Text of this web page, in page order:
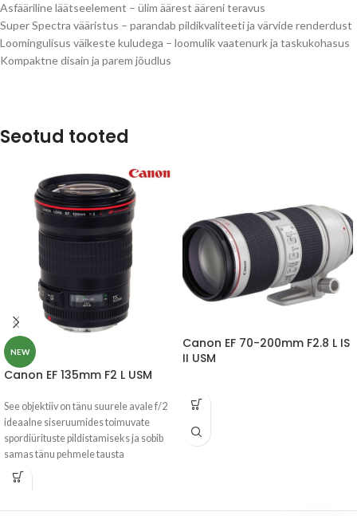
Asfääriline läätseelement – ülim äärest ääreni teravus
Super Spectra vääristus – parandab pildikvaliteeti ja värvide renderdust
Loomingulisus väikeste kuludega – loomulik vaatenurk ja taskukohasus
Kompaktne disain ja parem jõudlus
Seotud tooted
NEW
Canon EF 135mm F2 L USM
See objektiiv on tänu suurele avale f/2
ideaalne siseruumides toimuvate
spordiürituste pildistamiseks ja sobib
samas tänu pehmele tausta
hägustamisele väga hästi ka
portreeoptikaks. Objektiiv on suuteline
Canon EF 70-200mm F2.8 L IS
II USM